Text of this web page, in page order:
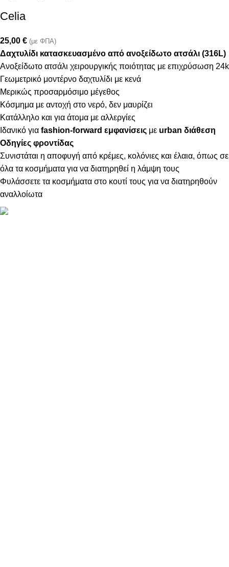
Celia
25,00 € (με ΦΠΑ)
Δαχτυλίδι κατασκευασμένο από ανοξείδωτο ατσάλι (316L)
Ανοξείδωτο ατσάλι χειρουργικής ποιότητας με επιχρύσωση 24k
Γεωμετρικό μοντέρνο δαχτυλίδι με κενά
Μερικώς προσαρμόσιμο μέγεθος
Κόσμημα με αντοχή στο νερό, δεν μαυρίζει
Κατάλληλο και για άτομα με αλλεργίες
Ιδανικό για fashion-forward εμφανίσεις με urban διάθεση
Οδηγίες φροντίδας
Συνιστάται η αποφυγή από κρέμες, κολόνιες και έλαια, όπως σε
όλα τα κοσμήματα για να διατηρηθεί η λάμψη τους
Φυλάσσετε τα κοσμήματα στο κουτί τους για να διατηρηθούν
αναλλοίωτα